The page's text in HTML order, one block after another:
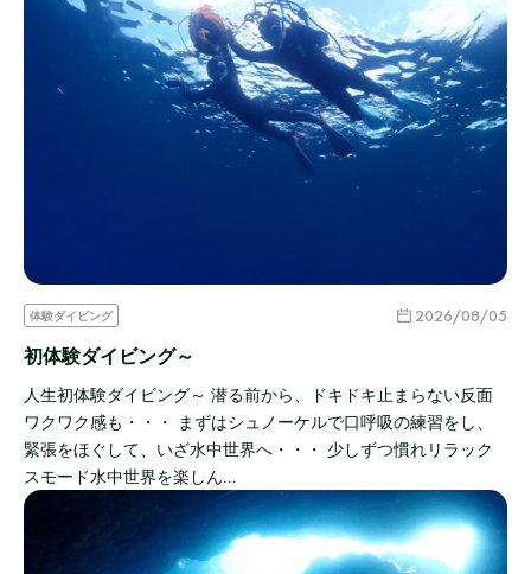
体験ダイビング 2026/08/05
初体験ダイビング～
人生初体験ダイビング～ 潜る前から、ドキドキ止まらない反面
ワクワク感も・・・ まずはシュノーケルで口呼吸の練習をし、
緊張をほぐして、いざ水中世界へ・・・ 少しずつ慣れリラック
スモード水中世界を楽しん…